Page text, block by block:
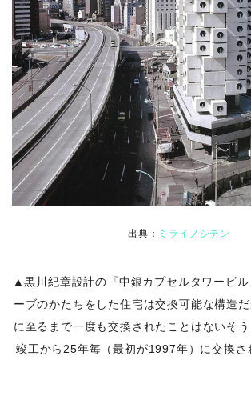
出典： ミライノシテン
▲黒川紀章設計の『中銀カプセルタワービ
ーブのかたちをした住宅は交換可能な構造
に至るまで一度も交換されたことはないそ
竣工から25年毎（最初が1997年）に交換さ